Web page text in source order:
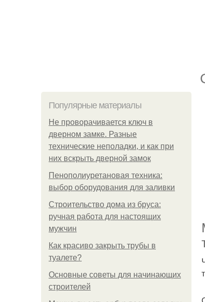
Популярные материалы
Не проворачивается ключ в
дверном замке. Разные
технические неполадки, и как при
них вскрыть дверной замок
Пенополиуретановая техника:
выбор оборудования для заливки
Строительство дома из бруса:
ручная работа для настоящих
мужчин
Как красиво закрыть трубы в
туалете?
Основные советы для начинающих
строителей